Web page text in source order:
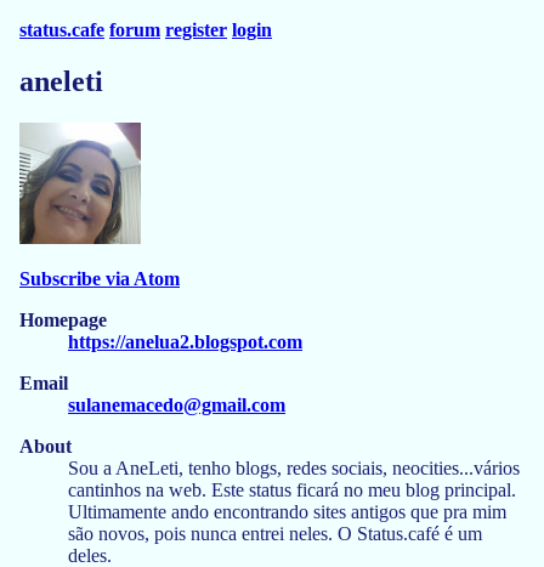
status.cafe forum register login
aneleti
Subscribe via Atom
Homepage
https://anelua2.blogspot.com
Email
sulanemacedo@gmail.com
About
Sou a AneLeti, tenho blogs, redes sociais, neocities...vários
cantinhos na web. Este status ficará no meu blog principal.
Ultimamente ando encontrando sites antigos que pra mim
são novos, pois nunca entrei neles. O Status.café é um
deles.